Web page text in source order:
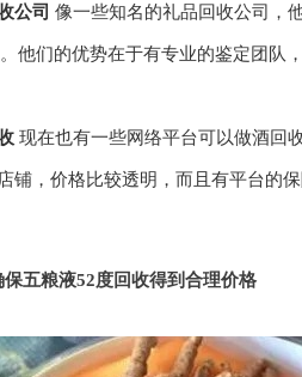
公司 像一些知名的礼品回收公司，
他们的优势在于有专业的鉴定团队
现在也有一些网络平台可以做酒回
铺，价格比较透明，而且有平台的保
保五粮液52度回收得到合理价格